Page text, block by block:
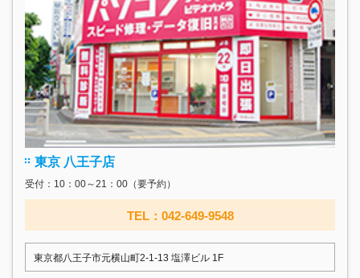
東京 八王子店
受付：10：00～21：00（要予約）
TEL：042-649-9548
東京都八王子市元横山町2-1-13 塩澤ビル 1F